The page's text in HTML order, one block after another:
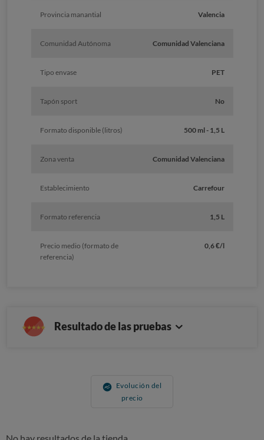
Provincia manantial Valencia
Comunidad Autónoma Comunidad Valenciana
Tipo envase PET
Tapón sport No
Formato disponible (litros) 500 ml - 1,5 L
Zona venta Comunidad Valenciana
Establecimiento Carrefour
Formato referencia 1,5 L
Precio medio (formato de
referencia)
0,6 €/l
Resultado de las pruebas
Evolución del
precio